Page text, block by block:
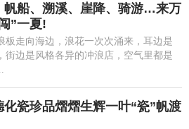
帆船、溯溪、崖降、骑游…来万
”一夏!
板走向海边，浪花一次次涌来，耳边是
街边是风格各异的冲浪店，空气里都是
化瓷珍品熠熠生辉一叶“瓷”帆渡